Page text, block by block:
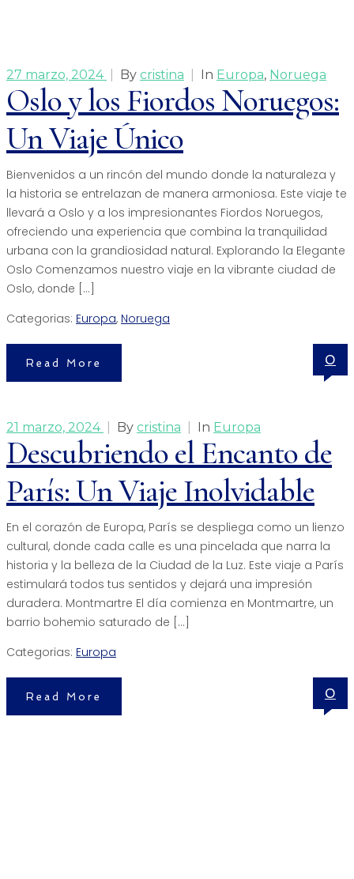
27 marzo, 2024 By cristina In Europa, Noruega
Oslo y los Fiordos Noruegos:
Un Viaje Único
Bienvenidos a un rincón del mundo donde la naturaleza y
la historia se entrelazan de manera armoniosa. Este viaje te
llevará a Oslo y a los impresionantes Fiordos Noruegos,
ofreciendo una experiencia que combina la tranquilidad
urbana con la grandiosidad natural. Explorando la Elegante
Oslo Comenzamos nuestro viaje en la vibrante ciudad de
Oslo, donde […]
Categorias: Europa, Noruega
Read More 0
21 marzo, 2024 By cristina In Europa
Descubriendo el Encanto de
París: Un Viaje Inolvidable
En el corazón de Europa, París se despliega como un lienzo
cultural, donde cada calle es una pincelada que narra la
historia y la belleza de la Ciudad de la Luz. Este viaje a París
estimulará todos tus sentidos y dejará una impresión
duradera. Montmartre El día comienza en Montmartre, un
barrio bohemio saturado de […]
Categorias: Europa
Read More 0